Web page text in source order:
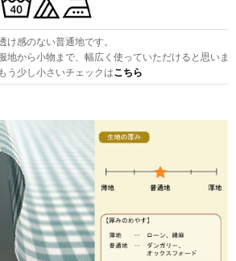
け感のない普通地です。
地から小物まで、幅広く使っていただけると思いま
もう少し小さいチェックはこちら